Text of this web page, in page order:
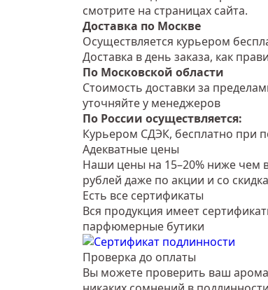
смотрите на страницах сайта.
Доставка по Москве
Осуществляется курьером
Доставка в день заказа, как
По Московской области
Стоимость доставки за
уточняйте у менеджеров
По России осуществляется:
Курьером СДЭК, бесплатно при
Адекватные цены
Наши цены на 15–20% ниже чем
рублей даже по акции и со
Есть все сертификаты
Вся продукция имеет
парфюмерные бутики
Проверка до оплаты
Вы можете проверить ваш